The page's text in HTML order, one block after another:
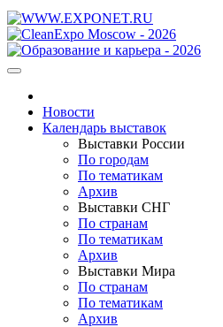
Новости
Календарь выставок
Выставки России
По городам
По тематикам
Архив
Выставки СНГ
По странам
По тематикам
Архив
Выставки Мира
По странам
По тематикам
Архив